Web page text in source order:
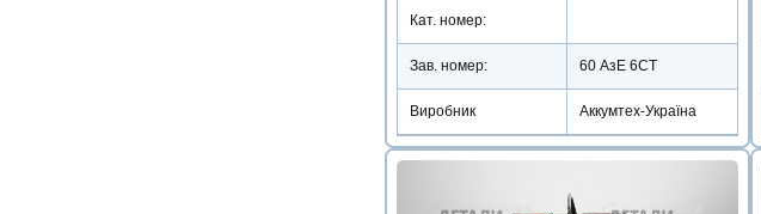
Кат. номер:
Зав. номер: 60 АзЕ 6СТ
Виробник Аккумтех-Україна